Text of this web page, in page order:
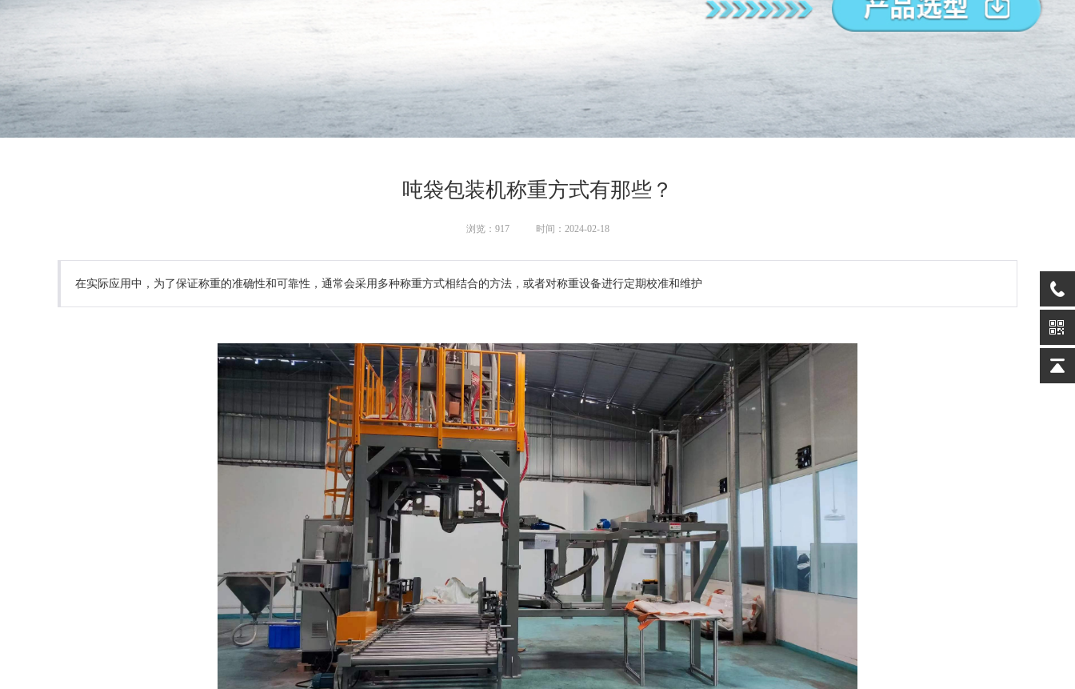
吨袋包装机称重方式有那些？
浏览： 917 时间：2024-02-18
在实际应用中，为了保证称重的准确性和可靠性，通常会采用多种称重方式相结合的方法，或者对称重设备进行定期校准和维护